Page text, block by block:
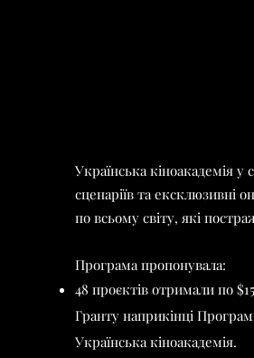
Українська кіноакадемія
сценаріїв та ексклюзивні
по всьому світу, які
Програма пропонувала:
48 проєктів отримали по
Гранту наприкінці
Українська кіноакадемія.